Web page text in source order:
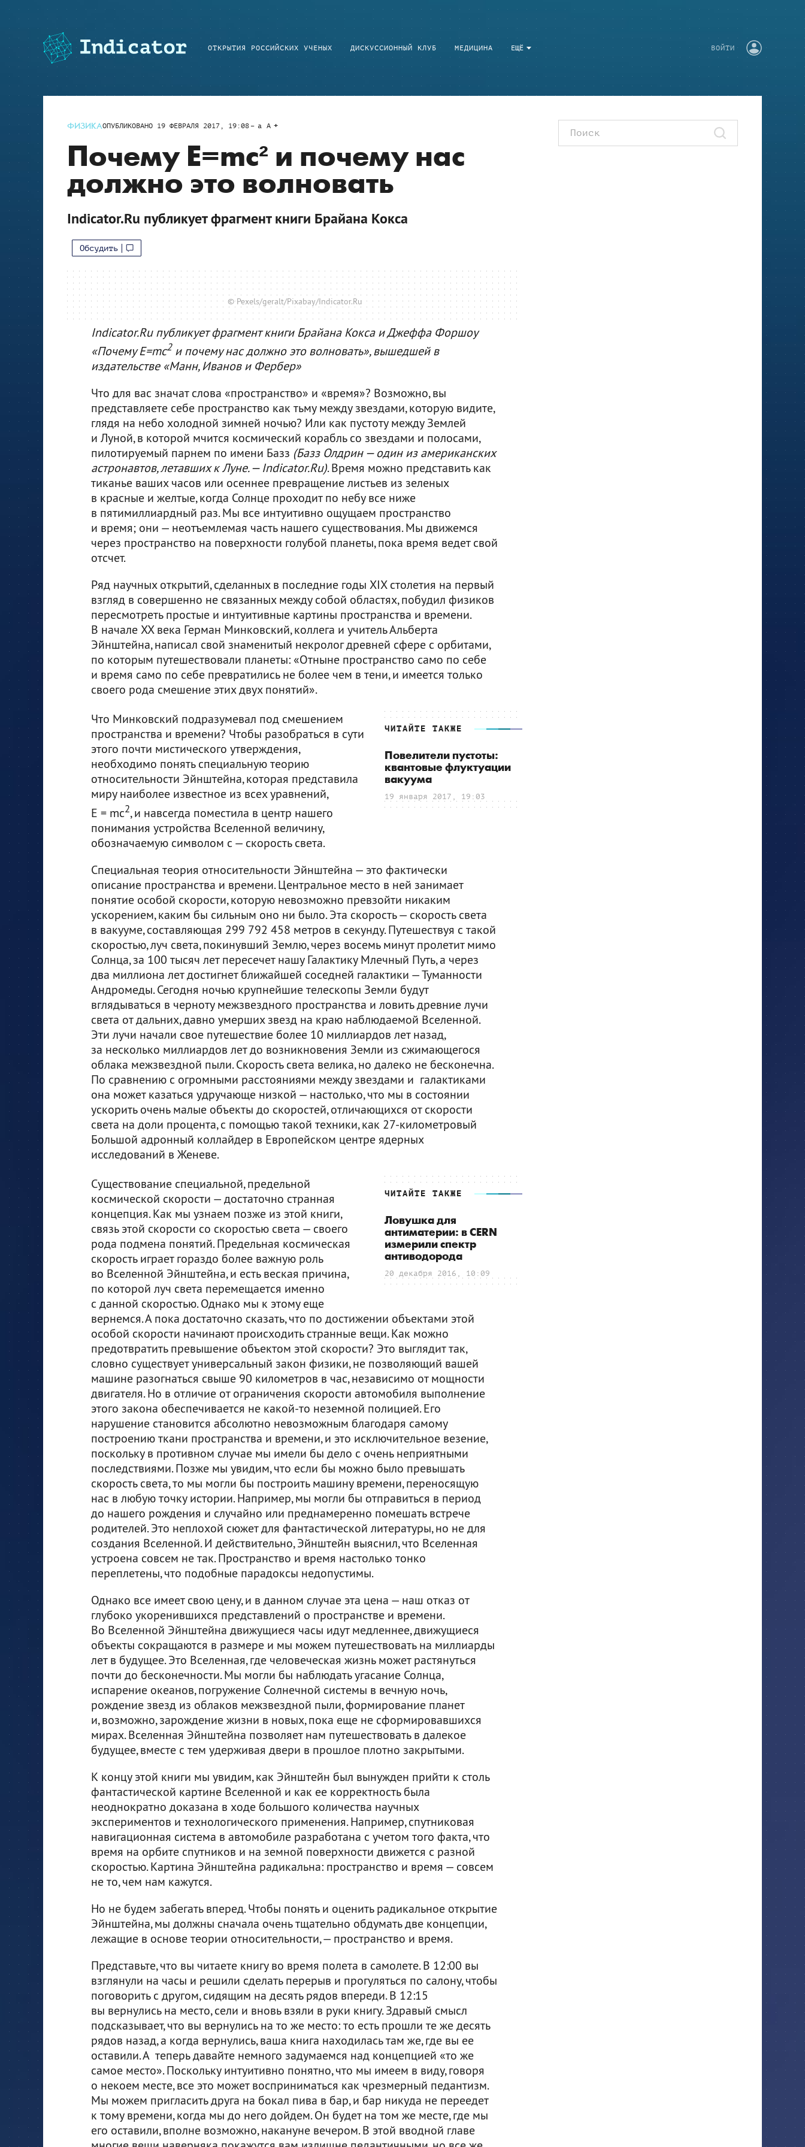
ЕЩЁ
ОТКРЫТИЯ РОССИЙСКИХ УЧЕНЫХ ДИСКУССИОННЫЙ КЛУБ МЕДИЦИНА ВОЙТИ
ФИЗИКАОПУБЛИКОВАНО 19 ФЕВРАЛЯ 2017, 19:08 a A
Почему E=mc² и почему нас
должно это волновать
Indicator.Ru публикует фрагмент книги Брайана Кокса
Обсудить
© Pexels/geralt/Pixabay/Indicator.Ru
Indicator.Ru публикует фрагмент книги Брайана Кокса и Джеффа Форшоу
«Почему E=mc2и почему нас должно это волновать», вышедшей в
издательстве «Манн, Иванов и Фербер»
Что для вас значат слова «пространство» и «время»? Возможно, вы
представляете себе пространство как тьму между звездами, которую видите,
глядя на небо холодной зимней ночью? Или как пустоту между Землей
и Луной, в которой мчится космический корабль со звездами и полосами,
пилотируемый парнем по имени Базз (Базз Олдрин — один из американских
астронавтов, летавших к Луне. — Indicator.Ru). Время можно представить как
тиканье ваших часов или осеннее превращение листьев из зеленых
в красные и желтые, когда Солнце проходит по небу все ниже
в пятимиллиардный раз. Мы все интуитивно ощущаем пространство
и время; они — неотъемлемая часть нашего существования. Мы движемся
через пространство на поверхности голубой планеты, пока время ведет свой
отсчет.
Ряд научных открытий, сделанных в последние годы XIX столетия на первый
взгляд в совершенно не связанных между собой областях, побудил физиков
пересмотреть простые и интуитивные картины пространства и времени.
В начале XX века Герман Минковский, коллега и учитель Альберта
Эйнштейна, написал свой знаменитый некролог древней сфере с орбитами,
по которым путешествовали планеты: «Отныне пространство само по себе
и время само по себе превратились не более чем в тени, и имеется только
своего рода смешение этих двух понятий».
ЧИТАЙТЕ ТАКЖЕ
Повелители пустоты:
квантовые флуктуации
вакуума
19 января 2017, 19:03
Что Минковский подразумевал под смешением
пространства и времени? Чтобы разобраться в сути
этого почти мистического утверждения,
необходимо понять специальную теорию
относительности Эйнштейна, которая представила
миру наиболее известное из всех уравнений,
E = mc2, и навсегда поместила в центр нашего
понимания устройства Вселенной величину,
обозначаемую символом c — скорость света.
Специальная теория относительности Эйнштейна — это фактически
описание пространства и времени. Центральное место в ней занимает
понятие особой скорости, которую невозможно превзойти никаким
ускорением, каким бы сильным оно ни было. Эта скорость — скорость света
в вакууме, составляющая 299 792 458 метров в секунду. Путешеcтвуя с такой
скоростью, луч света, покинувший Землю, через восемь минут пролетит мимо
Солнца, за 100 тысяч лет пересечет нашу Галактику Млечный Путь, а через
два миллиона лет достигнет ближайшей соседней галактики — Туманности
Андромеды. Сегодня ночью крупнейшие телескопы Земли будут
вглядываться в черноту межзвездного пространства и ловить древние лучи
света от дальних, давно умерших звезд на краю наблюдаемой Вселенной.
Эти лучи начали свое путешествие более 10 миллиардов лет назад,
за несколько миллиардов лет до возникновения Земли из сжимающегося
облака межзвездной пыли. Скорость света велика, но далеко не бесконечна.
По сравнению c огромными расстояниями между звездами и галактиками
она может казаться удручающе низкой — настолько, что мы в состоянии
ускорить очень малые объекты до скоростей, отличающихся от скорости
света на доли процента, с помощью такой техники, как 27-километровый
Большой адронный коллайдер в Европейском центре ядерных
исследований в Женеве.
ЧИТАЙТЕ ТАКЖЕ
Ловушка для
антиматерии: в CERN
измерили спектр
антиводорода
20 декабря 2016, 10:09
Существование специальной, предельной
космической скорости — достаточно странная
концепция. Как мы узнаем позже из этой книги,
связь этой скорости со скоростью света — своего
рода подмена понятий. Предельная космическая
скорость играет гораздо более важную роль
во Вселенной Эйнштейна, и есть веская причина,
по которой луч света перемещается именно
с данной скоростью. Однако мы к этому еще
вернемся. А пока достаточно сказать, что по достижении объектами этой
особой скорости начинают происходить странные вещи. Как можно
предотвратить превышение объектом этой скорости? Это выглядит так,
словно существует универсальный закон физики, не позволяющий вашей
машине разогнаться свыше 90 километров в час, независимо от мощности
двигателя. Но в отличие от ограничения скорости автомобиля выполнение
этого закона обеспечивается не какой-то неземной полицией. Его
нарушение становится абсолютно невозможным благодаря самому
построению ткани пространства и времени, и это исключительное везение,
поскольку в противном случае мы имели бы дело с очень неприятными
последствиями. Позже мы увидим, что если бы можно было превышать
скорость света, то мы могли бы построить машину времени, переносящую
нас в любую точку истории. Например, мы могли бы отправиться в период
до нашего рождения и случайно или преднамеренно помешать встрече
родителей. Это неплохой сюжет для фантастической литературы, но не для
создания Вселенной. И действительно, Эйнштейн выяснил, что Вселенная
устроена совсем не так. Пространство и время настолько тонко
переплетены, что подобные парадоксы недопустимы.
Однако все имеет свою цену, и в данном случае эта цена — наш отказ от
глубоко укоренившихся представлений о пространстве и времени.
Во Вселенной Эйнштейна движущиеся часы идут медленнее, движущиеся
объекты сокращаются в размере и мы можем путешествовать на миллиарды
лет в будущее. Это Вселенная, где человеческая жизнь может растянуться
почти до бесконечности. Мы могли бы наблюдать угасание Солнца,
испарение океанов, погружение Солнечной системы в вечную ночь,
рождение звезд из облаков межзвездной пыли, формирование планет
и, возможно, зарождение жизни в новых, пока еще не сформировавшихся
мирах. Вселенная Эйнштейна позволяет нам путешествовать в далекое
будущее, вместе с тем удерживая двери в прошлое плотно закрытыми.
К концу этой книги мы увидим, как Эйнштейн был вынужден прийти к столь
фантастической картине Вселенной и как ее корректность была
неоднократно доказана в ходе большого количества научных
экспериментов и технологического применения. Например, спутниковая
навигационная система в автомобиле разработана с учетом того факта, что
время на орбите спутников и на земной поверхности движется с разной
скоростью. Картина Эйнштейна радикальна: пространство и время — совсем
не то, чем нам кажутся.
Но не будем забегать вперед. Чтобы понять и оценить радикальное открытие
Эйнштейна, мы должны сначала очень тщательно обдумать две концепции,
лежащие в основе теории относительности, — пространство и время.
Представьте, что вы читаете книгу во время полета в самолете. В 12:00 вы
взглянули на часы и решили сделать перерыв и прогуляться по салону, чтобы
поговорить с другом, сидящим на десять рядов впереди. В 12:15
вы вернулись на место, сели и вновь взяли в руки книгу. Здравый смысл
подсказывает, что вы вернулись на то же место: то есть прошли те же десять
рядов назад, а когда вернулись, ваша книга находилась там же, где вы ее
оставили. А теперь давайте немного задумаемся над концепцией «то же
самое место». Поскольку интуитивно понятно, что мы имеем в виду, говоря
о некоем месте, все это может восприниматься как чрезмерный педантизм.
Мы можем пригласить друга на бокал пива в бар, и бар никуда не переедет
к тому времени, когда мы до него дойдем. Он будет на том же месте, где мы
его оставили, вполне возможно, накануне вечером. В этой вводной главе